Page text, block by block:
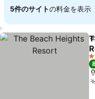
5件のサイトの料金を表示
4